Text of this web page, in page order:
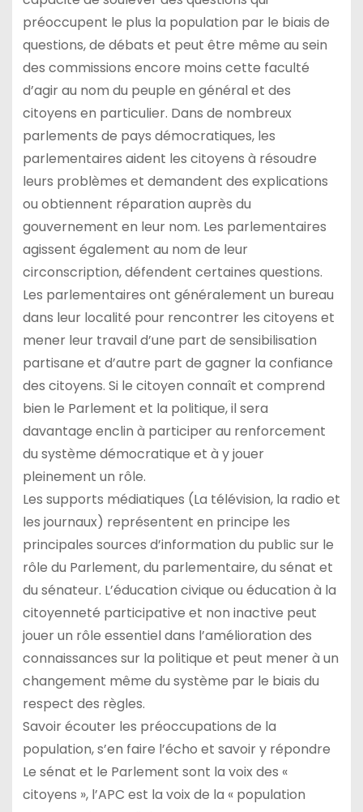
préoccupent le plus la population par le biais de
questions, de débats et peut être même au sein
des commissions encore moins cette faculté
d’agir au nom du peuple en général et des
citoyens en particulier. Dans de nombreux
parlements de pays démocratiques, les
parlementaires aident les citoyens à résoudre
leurs problèmes et demandent des explications
ou obtiennent réparation auprès du
gouvernement en leur nom. Les parlementaires
agissent également au nom de leur
circonscription, défendent certaines questions.
Les parlementaires ont généralement un bureau
dans leur localité pour rencontrer les citoyens et
mener leur travail d’une part de sensibilisation
partisane et d’autre part de gagner la confiance
des citoyens. Si le citoyen connaît et comprend
bien le Parlement et la politique, il sera
davantage enclin à participer au renforcement
du système démocratique et à y jouer
pleinement un rôle.
Les supports médiatiques (La télévision, la radio et
les journaux) représentent en principe les
principales sources d’information du public sur le
rôle du Parlement, du parlementaire, du sénat et
du sénateur. L’éducation civique ou éducation à la
citoyenneté participative et non inactive peut
jouer un rôle essentiel dans l’amélioration des
connaissances sur la politique et peut mener à un
changement même du système par le biais du
respect des règles.
Savoir écouter les préoccupations de la
population, s’en faire l’écho et savoir y répondre
Le sénat et le Parlement sont la voix des «
citoyens », l’APC est la voix de la « population